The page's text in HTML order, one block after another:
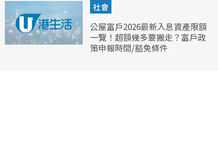
社會
公屋富戶2026最新入息資產限額
一覽！超額幾多要搬走？富戶政
策申報時間/豁免條件